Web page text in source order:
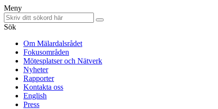
Meny
Sök
Om Mälardalsrådet
Fokusområden
Mötesplatser och Nätverk
Nyheter
Rapporter
Kontakta oss
English
Press